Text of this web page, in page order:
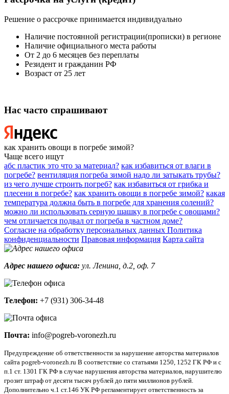
Решение о рассрочке принимается индивидуально
Наличие постоянной регистрации(прописки) в регионе
Наличие официального места работы
От 2 до 6 месяцев без переплаты
Резидент и гражданин РФ
Возраст от 25 лет
Нас часто спрашивают
какая температура должна быть в погребе для хранения
солений?
Чаще всего ищут
абс пластик это что за материал? как избавиться от влаги в
погребе? вентиляция погреба зимой надо ли затыкать трубы?
из чего лучше строить погреб? как избавиться от грибка и
плесени в погребе? как хранить овощи в погребе зимой? какая
температура должна быть в погребе для хранения солений?
можно ли использовать серную шашку в погребе с овощами?
чем отличается подвал от погреба в частном доме?
Согласие на обработку персональных данныхПолитика
конфиденциальности Правовая информация
Предупреждение об ответственности за нарушение авторства материалов
сайта pogreb-voronezh.ru В соответствие со статьями 1250, 1252 ГК РФ и с
п.1 ст. 1301 ГК РФ в случае нарушения авторства материалов, нарушителю
грозит штраф от десяти тысяч рублей до пяти миллионов рублей.